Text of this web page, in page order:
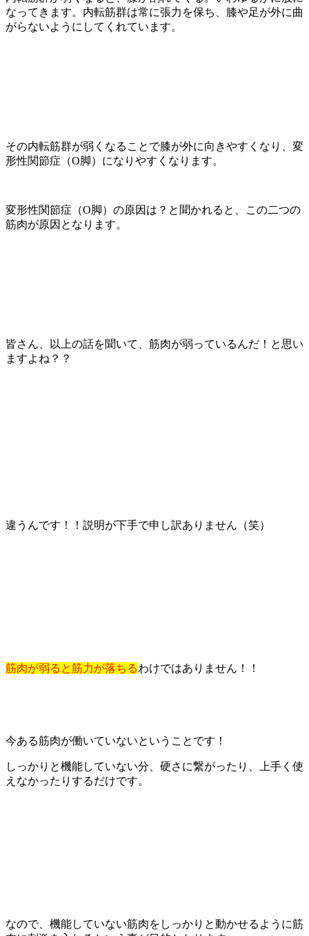
なってきます。内転筋群は常に張力を保ち、膝や足が外に曲
がらないようにしてくれています。
その内転筋群が弱くなることで膝が外に向きやすくなり、変
形性関節症（O脚）になりやすくなります。
変形性関節症（O脚）の原因は？と聞かれると、この二つの
筋肉が原因となります。
皆さん、以上の話を聞いて、筋肉が弱っているんだ！と思い
ますよね？？
違うんです！！説明が下手で申し訳ありません（笑）
筋肉が弱ると筋力が落ちるわけではありません！！
今ある筋肉が働いていないということです！
しっかりと機能していない分、硬さに繋がったり、上手く使
えなかったりするだけです。
なので、機能していない筋肉をしっかりと動かせるように筋